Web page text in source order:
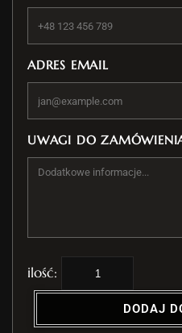
ADRES EMAIL
UWAGI DO
l
DODAJ